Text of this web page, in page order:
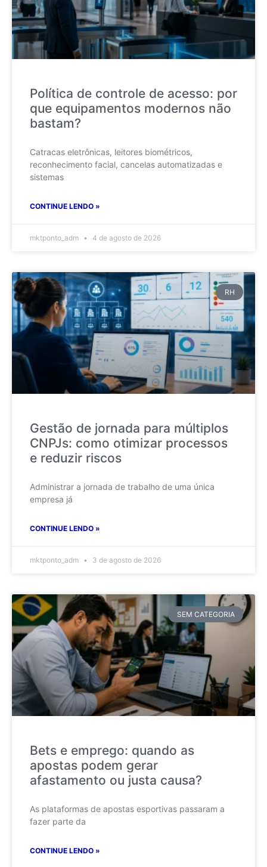
Política de controle de acesso: por
que equipamentos modernos não
bastam?
Catracas eletrônicas, leitores biométricos,
reconhecimento facial, cancelas automatizadas e
sistemas
CONTINUE LENDO »
mktponto_adm 4 de agosto de 2026
RH
Gestão de jornada para múltiplos
CNPJs: como otimizar processos
e reduzir riscos
Administrar a jornada de trabalho de uma única
empresa já
CONTINUE LENDO »
mktponto_adm 3 de agosto de 2026
SEM CATEGORIA
Bets e emprego: quando as
apostas podem gerar
afastamento ou justa causa?
As plataformas de apostas esportivas passaram a
fazer parte da
CONTINUE LENDO »